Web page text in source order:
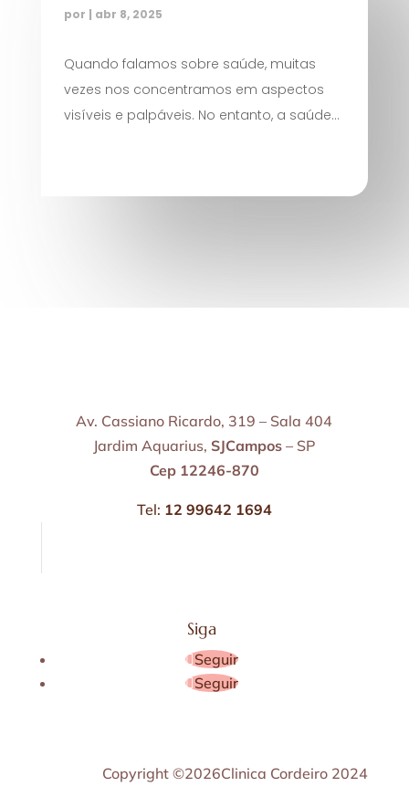
por | abr 8, 2025
Quando falamos sobre saúde, muitas
vezes nos concentramos em aspectos
visíveis e palpáveis. No entanto, a saúde...
Av. Cassiano Ricardo, 319 – Sala 404
Jardim Aquarius, SJCampos – SP
Cep 12246-870
Tel: 12 99642 1694
Siga
Seguir
Seguir
Copyright ©2026Clinica Cordeiro 2024